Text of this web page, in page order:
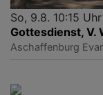
So, 9.8. 10:15 Uhr
Gottesdienst, V.
Aschaffenburg